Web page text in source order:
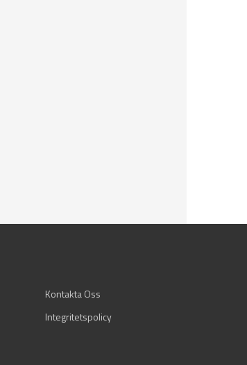
Kontakta Oss
Integritetspolicy